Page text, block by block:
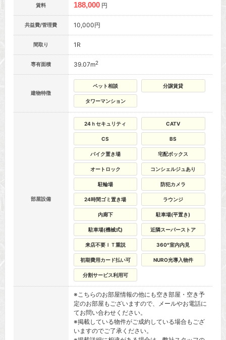
賃料 188,000 円
共益費/管理費 10,000円
間取り 1R
専有面積 39.07m2
建物特徴
ペット相談 分譲賃貸
タワーマンション
部屋設備
24ｈセキュリティ CATV
CS BS
バイク置き場 宅配ボックス
オートロック コンシェルジュあり
駐輪場 防犯カメラ
24時間ゴミ置き場 ラウンジ
内廊下 駐車場(平置き)
駐車場(機械式) 近隣スーパーストア
来店不要ＩＴ重説 360°室内内見
初期費用カード払い可 NURO光導入物件
分割サービス利用可
※こちらのお部屋情報の他にも空き部屋・空き予
定のお部屋もございますので、メールやお電話に
てお問い合わせください。
※掲載している物件がご成約している場合もござ
いますのでご了承ください。